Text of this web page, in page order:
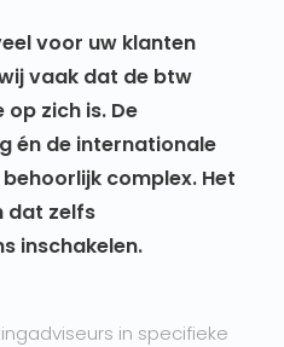
voor uw klanten
vaak dat de btw
zich is. De
én de internationale
complex. Het
dat zelfs
inschakelen.
in specifieke